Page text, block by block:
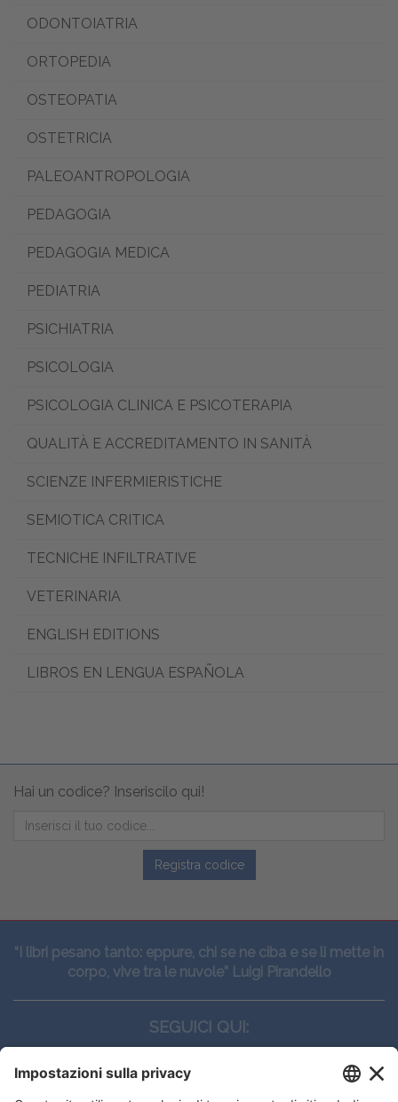
ODONTOIATRIA
ORTOPEDIA
OSTEOPATIA
OSTETRICIA
PALEOANTROPOLOGIA
PEDAGOGIA
PEDAGOGIA MEDICA
PEDIATRIA
PSICHIATRIA
PSICOLOGIA
PSICOLOGIA CLINICA E PSICOTERAPIA
QUALITÀ E ACCREDITAMENTO IN SANITÀ
SCIENZE INFERMIERISTICHE
SEMIOTICA CRITICA
TECNICHE INFILTRATIVE
VETERINARIA
ENGLISH EDITIONS
LIBROS EN LENGUA ESPAÑOLA
Hai un codice? Inseriscilo qui!
Registra codice
“I libri pesano tanto: eppure, chi se ne ciba e se li mette in
corpo, vive tra le nuvole” Luigi Pirandello
SEGUICI QUI: